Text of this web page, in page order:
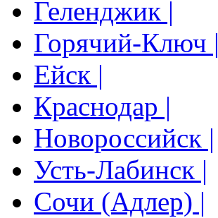
Геленджик |
Горячий-Ключ |
Ейск |
Краснодар |
Новороссийск |
Усть-Лабинск |
Сочи (Адлер) |